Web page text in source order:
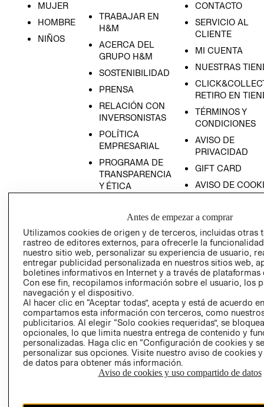
MUJER
HOMBRE
NIÑOS
TRABAJAR EN
H&M
ACERCA DEL
GRUPO H&M
SOSTENIBILIDAD
PRENSA
RELACIÓN CON
INVERSONISTAS
POLÍTICA
EMPRESARIAL
PROGRAMA DE
TRANSPARENCIA
Y ÉTICA
PROGRAMA DE
Y ÉTICA (INGLÉS)
CONTACTO
SERVICIO AL
CLIENTE
MI CUENTA
NUESTRAS
RETIRO EN
TÉRMINOS Y
CONDICIONES
AVISO DE
PRIVACIDAD
GIFT CARD
AVISO DE
COMERCIO - SIC
PETICIONES
QUEJAS Y
RECLAMOS
Colombia ($)
CAMBIAR REGIÓN
Antes de empezar a comprar
Utilizamos cookies de origen y de terceros, incluidas otras
rastreo de editores externos, para ofrecerle la
nuestro sitio web, personalizar su experiencia de usuario,
entregar publicidad personalizada en nuestros sitios web,
boletines informativos en Internet y a través de plataformas
Con ese fin, recopilamos información sobre el usuario, los
navegación y el dispositivo.
Al hacer clic en “Aceptar todas”, acepta y está de acuerdo
compartamos esta información con terceros, como
publicitarios. Al elegir “Solo cookies requeridas”, se
opcionales, lo que limita nuestra entrega de contenido y
personalizadas. Haga clic en “Configuración de cookies y
personalizar sus opciones. Visite nuestro aviso de cookies
de datos para obtener más información.
Aviso de cookies y uso compartido de datos